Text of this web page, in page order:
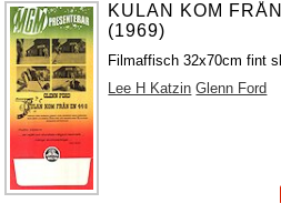
KULAN KOM
(1969)
Filmaffisch 32x70cm fint
Lee H Katzin Glenn Ford